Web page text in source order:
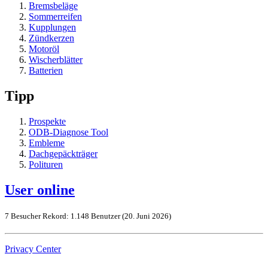
Bremsbeläge
Sommerreifen
Kupplungen
Zündkerzen
Motoröl
Wischerblätter
Batterien
Tipp
Prospekte
ODB-Diagnose Tool
Embleme
Dachgepäckträger
Polituren
User online
7 BesucherRekord: 1.148 Benutzer (20. Juni 2026)
Privacy Center